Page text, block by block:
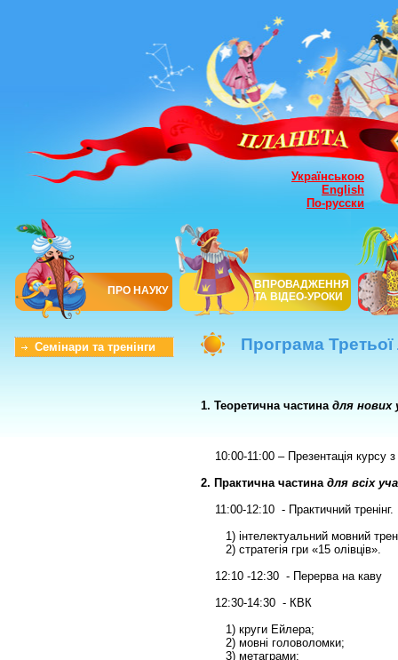
Українською
English
По-русски
ПРО НАУКУ
ВПРОВАДЖЕННЯ
ТА ВІДЕО-УРОКИ
Семінари та тренінги Програма Третьої
1. Теоретична частина для нових
10:00-11:00 – Презентація курсу з
2. Практична частина для всіх
11:00-12:10 - Практичний тренінг.
1) інтелектуальний мовний
2) стратегія гри «15 олівців».
12:10 -12:30 - Перерва на каву
12:30-14:30 - КВК
1) круги Ейлера;
2) мовні головоломки;
3) метаграми;